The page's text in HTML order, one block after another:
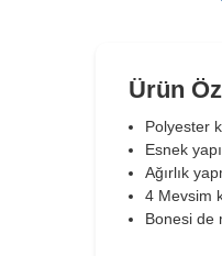
Ürün
Polyester
Esnek
Ağırlık
4 Mevsim
Bonesi de